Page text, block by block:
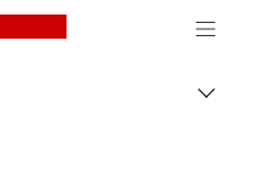
Canon Logo, back